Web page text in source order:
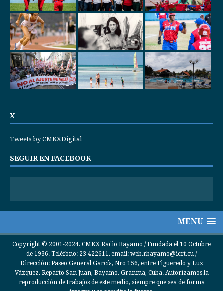
X
Tweets by CMKXDigital
SEGUIR EN FACEBOOK
MENU
Copyright © 2001-2024. CMKX Radio Bayamo / Fundada el 10 Octubre
de 1936. Teléfono: 23 422611. email: web.rbayamo@icrt.cu /
Dirección: Paseo General García, Nro 156, entre Figueredo y Luz
Vázquez, Reparto San Juan, Bayamo, Granma, Cuba. Autorizamos la
reproducción de trabajos de este medio, siempre que sea de forma